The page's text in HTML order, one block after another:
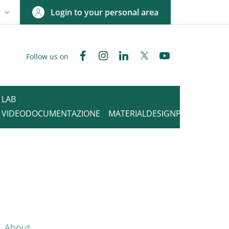
SWITCHER: CURRENT LANGUAGE
Login to your personal area
Follow us on FacebookInstagramLinkedinTwitter
LAB
VIDEODOCUMENTAZIONE
MATERIALDESIGNPOINT
NAVIGATION